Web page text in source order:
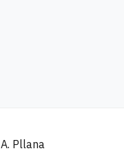
A. Pllana